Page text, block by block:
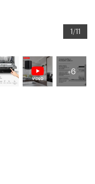
1/11
+6